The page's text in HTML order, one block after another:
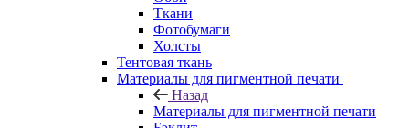
Ткани
Фотобумаги
Холсты
Тентовая ткань
Материалы для пигментной печати
Назад
Материалы для пигментной печати